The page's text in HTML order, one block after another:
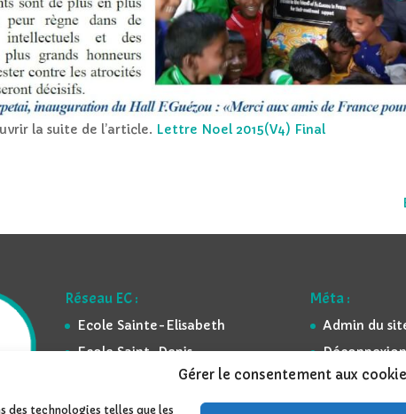
Gérer le consentement aux
des technologies telles que les
la suite de l’article. Lettre Noel 2015(V4) Final
Réseau EC :
Ecole Sainte-Elisabeth
Ecole Saint-Denis
Ecole St-Georges
Ecole Sainte-Famille
Méta :
Admin du
Mentions
Espace